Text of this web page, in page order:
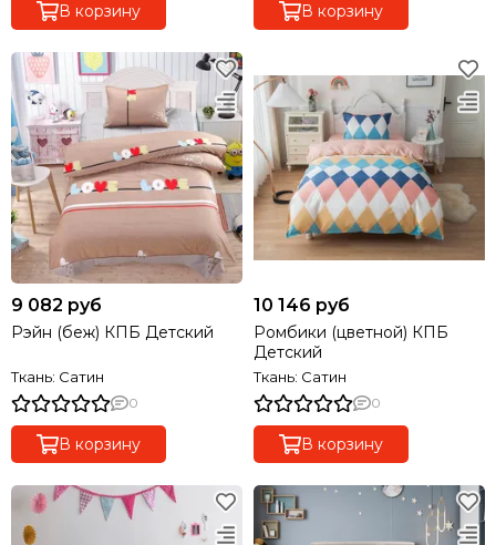
В корзину В корзину
9 082 руб
Рэйн (беж) КПБ Детский
Ткань: Сатин
0
В корзину
10 146 руб
Ромбики (цветной) КПБ
Детский
Ткань: Сатин
0
В корзину